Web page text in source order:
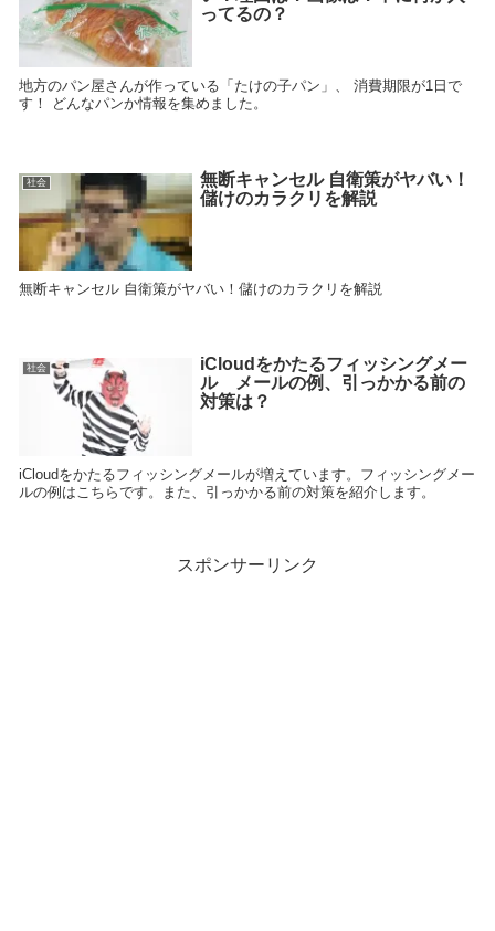
ってるの？
地方のパン屋さんが作っている「たけの子パン」、 消費期限が1日で
す！ どんなパンか情報を集めました。
社会
無断キャンセル 自衛策がヤバい！
儲けのカラクリを解説
無断キャンセル 自衛策がヤバい！儲けのカラクリを解説
社会
iCloudをかたるフィッシングメー
ル メールの例、引っかかる前の
対策は？
iCloudをかたるフィッシングメールが増えています。フィッシングメー
ルの例はこちらです。また、引っかかる前の対策を紹介します。
スポンサーリンク